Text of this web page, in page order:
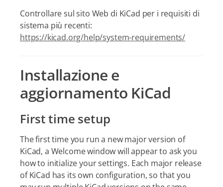
Controllare sul sito Web di KiCad per i requisiti di
sistema più recenti:
https://kicad.org/help/system-requirements/
Installazione e
aggiornamento KiCad
First time setup
The first time you run a new major version of
KiCad, a Welcome window will appear to ask you
how to initialize your settings. Each major release
of KiCad has its own configuration, so that you